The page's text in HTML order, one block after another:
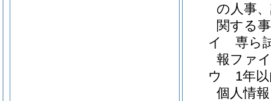
の人事
関する
イ
専ら
報ファ
ウ
1年
個人情